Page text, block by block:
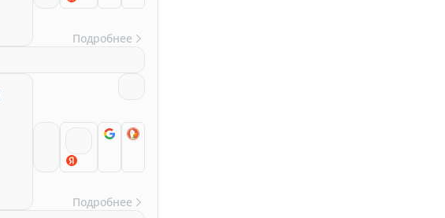
Подробнее
Подробнее